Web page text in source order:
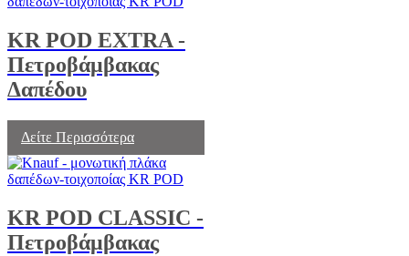
KR POD EXTRA -
Πετροβάμβακας
Δαπέδου
Δείτε Περισσότερα
KR POD CLASSIC -
Πετροβάμβακας